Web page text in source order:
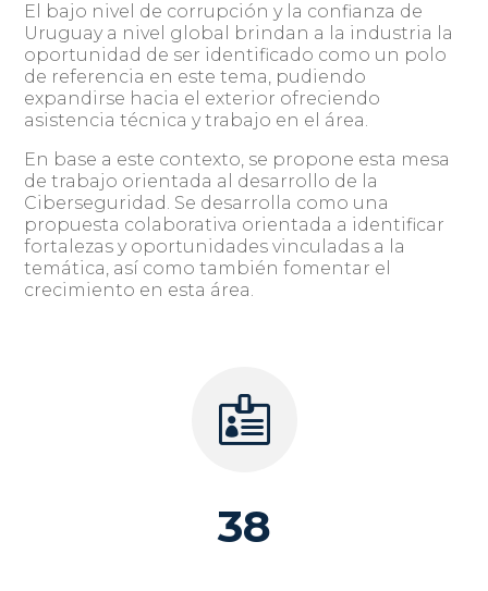
El bajo nivel de corrupción y la confianza de
Uruguay a nivel global brindan a la industria la
oportunidad de ser identificado como un polo
de referencia en este tema, pudiendo
expandirse hacia el exterior ofreciendo
asistencia técnica y trabajo en el área.
En base a este contexto, se propone esta mesa
de trabajo orientada al desarrollo de la
Ciberseguridad. Se desarrolla como una
propuesta colaborativa orientada a identificar
fortalezas y oportunidades vinculadas a la
temática, así como también fomentar el
crecimiento en esta área.

38